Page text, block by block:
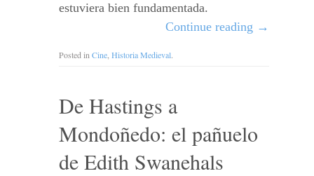
estuviera bien fundamentada.
Continue reading →
Posted in Cine Historia Medieval.
De Hastings a
Mondoñedo: el pañuelo
de Edith Swanehals